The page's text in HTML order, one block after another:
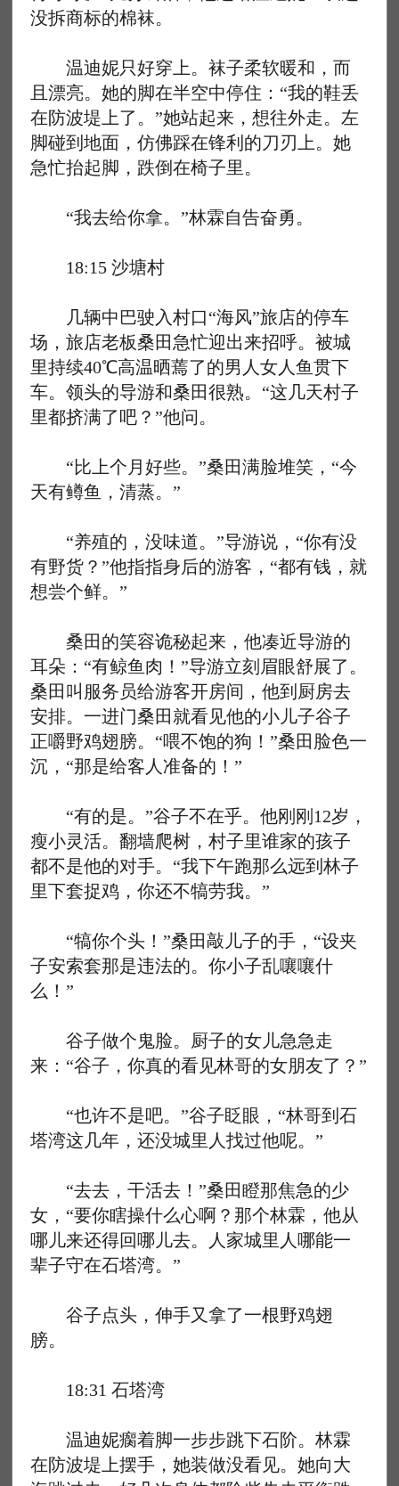
没拆商标的棉袜。
温迪妮只好穿上。袜子柔软暖和，而
且漂亮。她的脚在半空中停住：“我的鞋丢
在防波堤上了。”她站起来，想往外走。左
脚碰到地面，仿佛踩在锋利的刀刃上。她
急忙抬起脚，跌倒在椅子里。
“我去给你拿。”林霖自告奋勇。
18:15 沙塘村
几辆中巴驶入村口“海风”旅店的停车
场，旅店老板桑田急忙迎出来招呼。被城
里持续40℃高温晒蔫了的男人女人鱼贯下
车。领头的导游和桑田很熟。“这几天村子
里都挤满了吧？”他问。
“比上个月好些。”桑田满脸堆笑，“今
天有鳟鱼，清蒸。”
“养殖的，没味道。”导游说，“你有没
有野货？”他指指身后的游客，“都有钱，就
想尝个鲜。”
桑田的笑容诡秘起来，他凑近导游的
耳朵：“有鲸鱼肉！”导游立刻眉眼舒展了。
桑田叫服务员给游客开房间，他到厨房去
安排。一进门桑田就看见他的小儿子谷子
正嚼野鸡翅膀。“喂不饱的狗！”桑田脸色一
沉，“那是给客人准备的！”
“有的是。”谷子不在乎。他刚刚12岁，
瘦小灵活。翻墙爬树，村子里谁家的孩子
都不是他的对手。“我下午跑那么远到林子
里下套捉鸡，你还不犒劳我。”
“犒你个头！”桑田敲儿子的手，“设夹
子安索套那是违法的。你小子乱嚷嚷什
么！”
谷子做个鬼脸。厨子的女儿急急走
来：“谷子，你真的看见林哥的女朋友了？”
“也许不是吧。”谷子眨眼，“林哥到石
塔湾这几年，还没城里人找过他呢。”
“去去，干活去！”桑田瞪那焦急的少
女，“要你瞎操什么心啊？那个林霖，他从
哪儿来还得回哪儿去。人家城里人哪能一
辈子守在石塔湾。”
谷子点头，伸手又拿了一根野鸡翅
膀。
18:31 石塔湾
温迪妮瘸着脚一步步跳下石阶。林霖
在防波堤上摆手，她装做没看见。她向大